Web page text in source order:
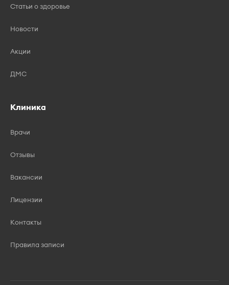
Статьи о здоровье
Новости
Акции
ДМС
Клиника
Врачи
Отзывы
Вакансии
Лицензии
Контакты
Правила записи